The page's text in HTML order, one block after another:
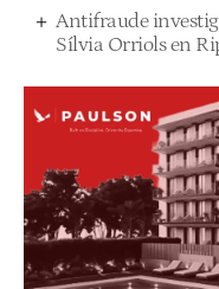
Antifraude
Sílvia Orriols en